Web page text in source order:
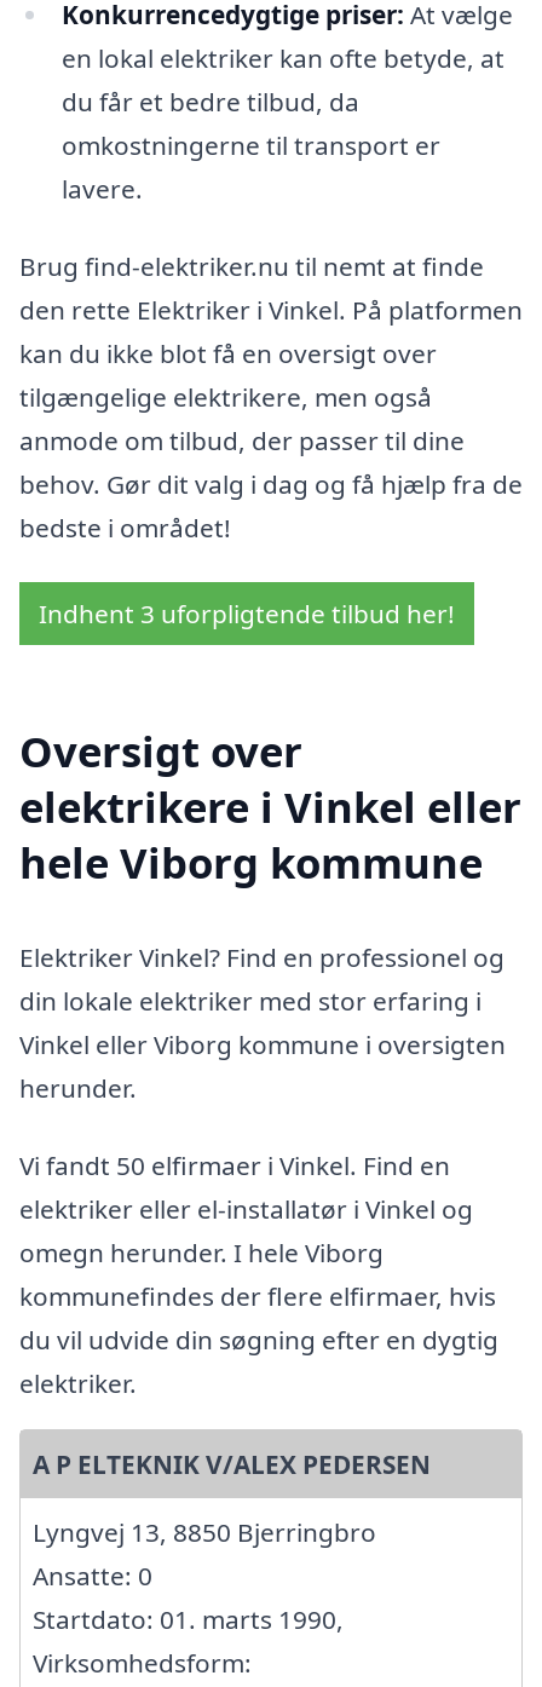
Konkurrencedygtige priser: At vælge
en lokal elektriker kan ofte betyde, at
du får et bedre tilbud, da
omkostningerne til transport er
lavere.
Brug find-elektriker.nu til nemt at finde
den rette Elektriker i Vinkel. På platformen
kan du ikke blot få en oversigt over
tilgængelige elektrikere, men også
anmode om tilbud, der passer til dine
behov. Gør dit valg i dag og få hjælp fra de
bedste i området!
Indhent 3 uforpligtende tilbud her!
Oversigt over
elektrikere i Vinkel eller
hele Viborg kommune
Elektriker Vinkel? Find en professionel og
din lokale elektriker med stor erfaring i
Vinkel eller Viborg kommune i oversigten
herunder.
Vi fandt 50 elfirmaer i Vinkel. Find en
elektriker eller el-installatør i Vinkel og
omegn herunder. I hele Viborg
kommunefindes der flere elfirmaer, hvis
du vil udvide din søgning efter en dygtig
elektriker.
A P ELTEKNIK V/ALEX PEDERSEN
Lyngvej 13, 8850 Bjerringbro
Ansatte: 0
Startdato: 01. marts 1990,
Virksomhedsform: